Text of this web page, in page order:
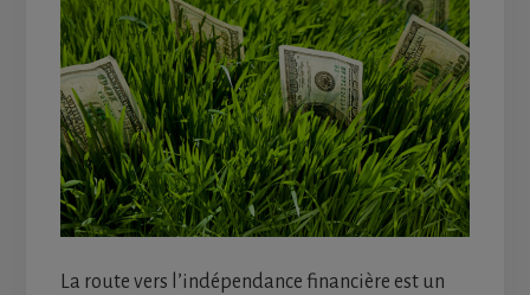
La route vers l’indépendance financière est un